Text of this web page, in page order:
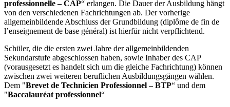
professionnelle – CAP“ erlangen. Die Dauer der Ausbildung hängt
von den verschiedenen Fachrichtungen ab. Der vorherige
allgemeinbildende Abschluss der Grundbildung (diplôme de fin de
l’enseignement de base général) ist hierfür nicht verpflichtend.
Schüler, die die ersten zwei Jahre der allgemeinbildenden
Sekundarstufe abgeschlossen haben, sowie Inhaber des CAP
(vorausgesetzt es handelt sich um die gleiche Fachrichtung) können
zwischen zwei weiteren beruflichen Ausbildungsgängen wählen.
Dem "Brevet de Technicien Professionnel – BTP“ und dem
"Baccalauréat professionnel“